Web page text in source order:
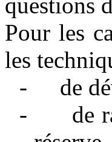
Pour les
les
-
de
-
de